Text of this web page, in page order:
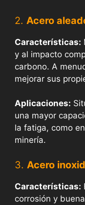
2. Acero
Características:
y al impacto
carbono. A
mejorar sus
Aplicaciones:
una mayor
la fatiga, como
minería.
3. Acero
Características:
corrosión y